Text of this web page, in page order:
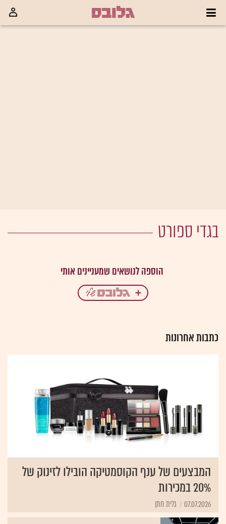
בגדי ספורט
כתבות אחרונות
המבצעים של ענף הקוסמטיקה הובילו לזינוק של
20% במכירות
07.07.2026 גלית חתן